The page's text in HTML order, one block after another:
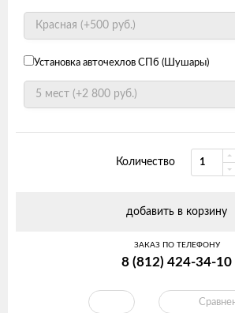
Установка авточехлов СПб (Шушары)
Количество
добавить в корзину
ЗАКАЗ ПО ТЕЛЕФОНУ
8 (812) 424-34-10